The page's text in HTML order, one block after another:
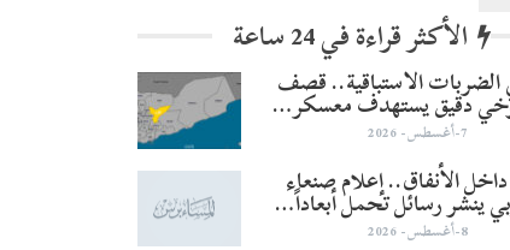
الأكثر قراءة في 24 ساعة
الضربات الاستباقية.. قصف
دقيق يستهدف معسكر…
7-أغسطس- 2026
الأنفاق.. إعلام صنعاء
ينشر رسائل تحمل أبعاداً…
8-أغسطس- 2026